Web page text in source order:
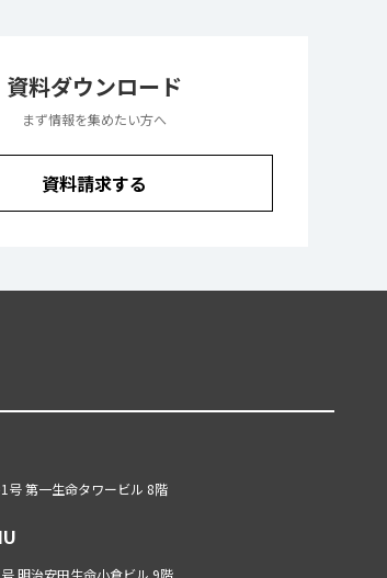
資料ダウンロード
まず情報を集めたい方へ
資料請求する
号 第一生命タワービル 8階